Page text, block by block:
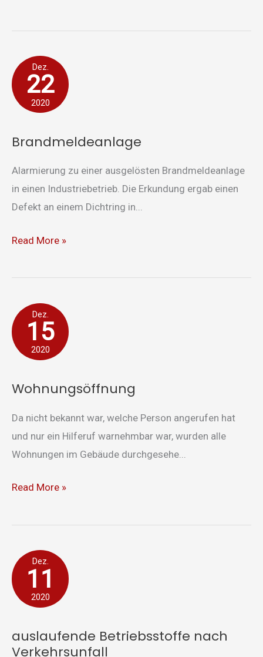
Dez.
22
2020
Brandmeldeanlage
Alarmierung zu einer ausgelösten Brandmeldeanlage
in einen Industriebetrieb. Die Erkundung ergab einen
Defekt an einem Dichtring in...
Brandmeldeanlage
Read More »
Dez.
15
2020
Wohnungsöffnung
Da nicht bekannt war, welche Person angerufen hat
und nur ein Hilferuf warnehmbar war, wurden alle
Wohnungen im Gebäude durchgesehe...
Wohnungsöffnung
Read More »
Dez.
11
2020
auslaufende Betriebsstoffe nach
Verkehrsunfall
auslaufende
Betriebsstoffe
nach